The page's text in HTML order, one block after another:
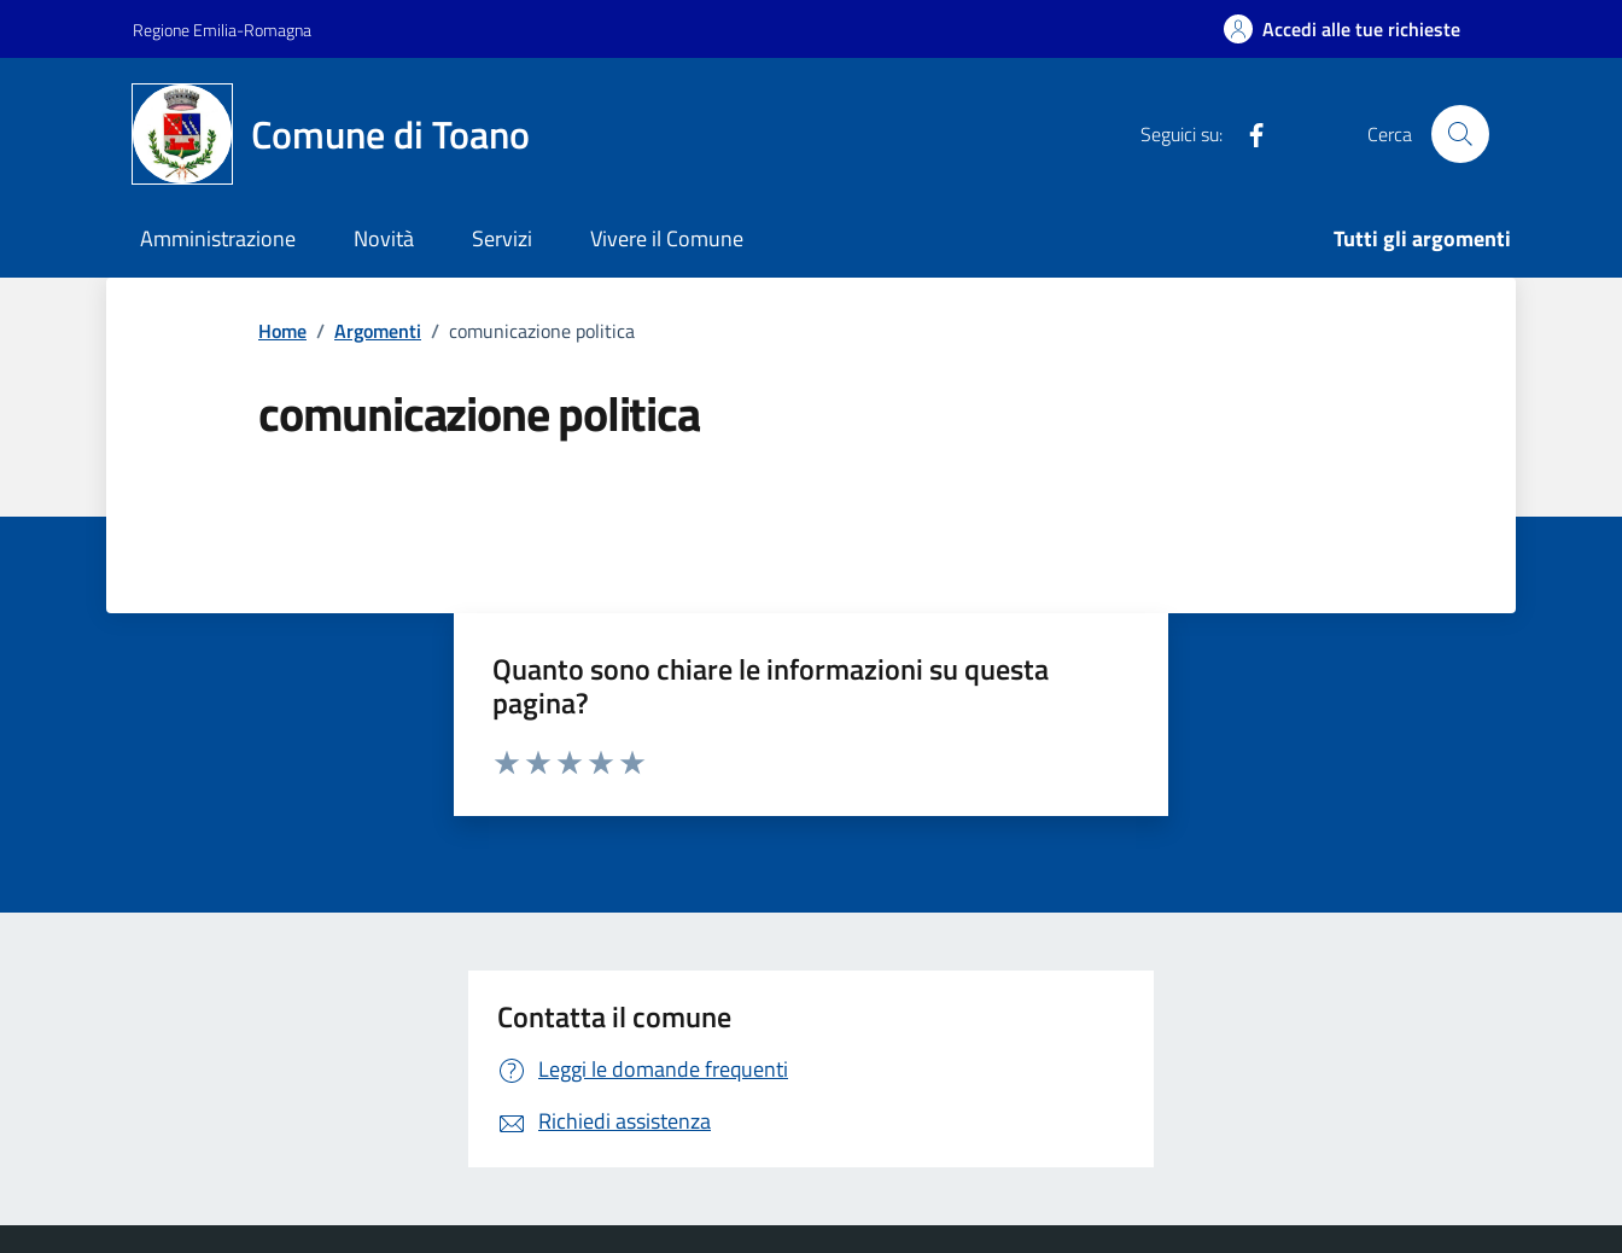
Regione Emilia-Romagna Accedi alle tue richieste
Comune di Toano Seguici su: Cerca
Amministrazione Novità Servizi Vivere il Comune Tutti gli argomenti
Home / Argomenti / comunicazione politica
comunicazione politica
Quanto sono chiare le informazioni su questa
pagina?
Contatta il comune
Leggi le domande frequenti
Richiedi assistenza